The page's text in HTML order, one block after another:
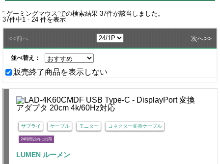
“-ゲーミングマウス”での検索結果 37件が該当しました。
37件中1 - 24 件を表示
<<前へ 次へ>>
並べ替え：
販売終了商品を表示しない
サプライ ケーブル モニター コネクター変換ケーブル
24時間以内に出荷
LUMEN ルーメン